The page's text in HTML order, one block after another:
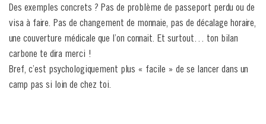
Des exemples concrets ? Pas de problème de passeport perdu ou de
visa à faire. Pas de changement de monnaie, pas de décalage horaire,
une couverture médicale que l’on connait. Et surtout… ton bilan
carbone te dira merci !
Bref, c’est psychologiquement plus « facile » de se lancer dans un
camp pas si loin de chez toi.